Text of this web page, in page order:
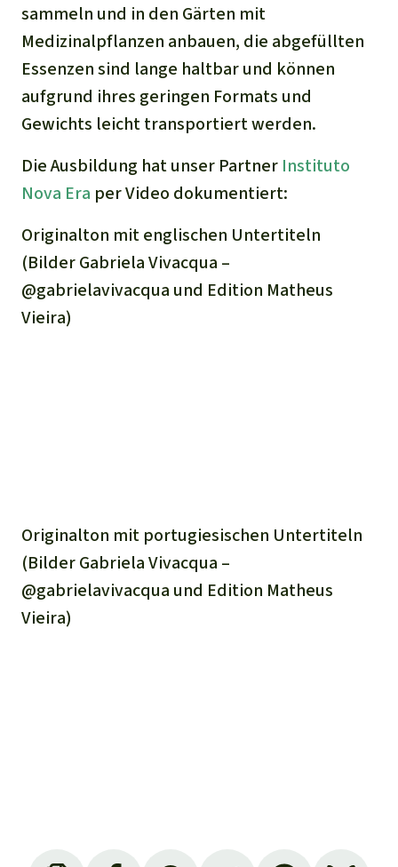
sammeln und in den Gärten mit
Medizinalpflanzen anbauen, die abgefüllten
Essenzen sind lange haltbar und können
aufgrund ihres geringen Formats und
Gewichts leicht transportiert werden.
Die Ausbildung hat unser Partner Instituto
Nova Era per Video dokumentiert:
Originalton mit englischen Untertiteln
(Bilder Gabriela Vivacqua –
@gabrielavivacqua und Edition Matheus
Vieira)
Originalton mit portugiesischen Untertiteln
(Bilder Gabriela Vivacqua –
@gabrielavivacqua und Edition Matheus
Vieira)